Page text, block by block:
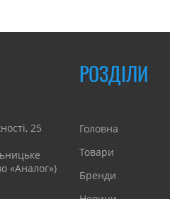
25
«Аналог»)
РОЗДІЛИ
Головна
Товари
Бренди